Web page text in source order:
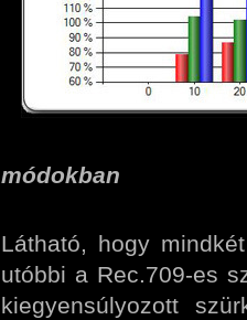
módokban
Látható, hogy
utóbbi a Rec.709-es
kiegyensúlyozott